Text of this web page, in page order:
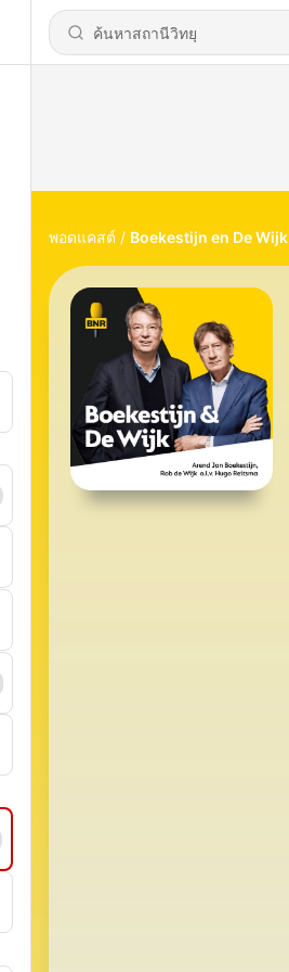
พอดแคสต์ Boekestijn en De Wijk